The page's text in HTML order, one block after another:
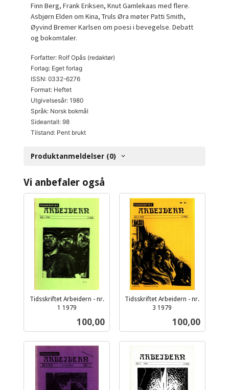
Finn Berg, Frank Eriksen, Knut Gamlekaas med flere.
Asbjørn Elden om Kina, Truls Øra møter Patti Smith,
Øyvind Bremer Karlsen om poesi i bevegelse. Debatt
og bokomtaler.
Forfatter: Rolf Opås (redaktør)
Forlag: Eget forlag
ISSN: 0332-6276
Format: Heftet
Utgivelsesår: 1980
Språk: Norsk bokmål
Sideantall: 98
Tilstand: Pent brukt
Produktanmeldelser (0)
Vi anbefaler også
Tidsskriftet Arbeidern - nr.
1 1979
Pris
100,00
Tidsskriftet Arbeidern - nr.
3 1979
Pris
100,00